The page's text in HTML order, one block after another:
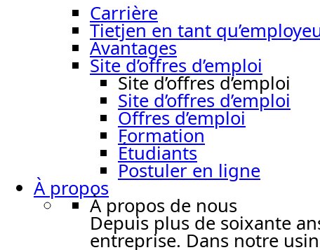
Carrière
Tietjen en tant
Avantages
Site d’offres d’emploi
Site d’offres d’emploi
Site d’offres d’emploi
Offres d’emploi
Formation
Étudiants
Postuler en ligne
À propos
À propos de nous
Depuis plus de soixante
entreprise. Dans notre